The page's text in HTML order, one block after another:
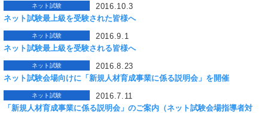
ネット試験
2016.10.3
ネット試験最上級を受験された皆様へ
ネット試験
2016.9.1
ネット試験最上級を受験される皆様へ
ネット試験
2016.8.23
ネット試験会場向けに「新規人材育成事業に係る説明会」を開催
ネット試験
2016.7.11
「新規人材育成事業に係る説明会」のご案内（ネット試験会場指導者対